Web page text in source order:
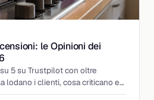
le Opinioni dei
5 su Trustpilot con oltre
lodano i clienti, cosa criticano e
prima di attivare.